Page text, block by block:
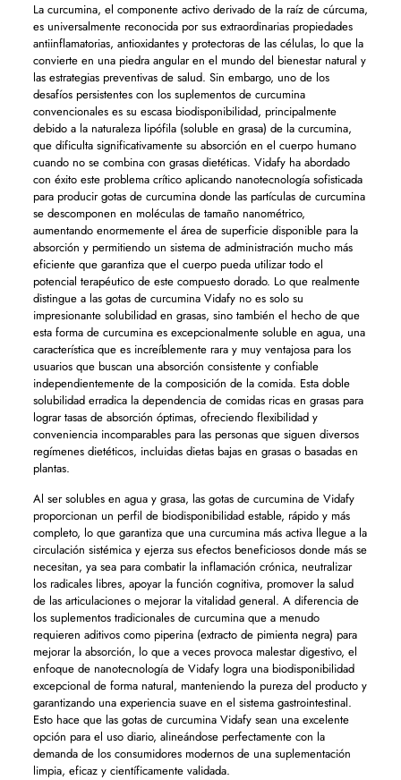
La curcumina, el componente activo derivado de la raíz de cúrcuma,
es universalmente reconocida por sus extraordinarias propiedades
antiinflamatorias, antioxidantes y protectoras de las células, lo que la
convierte en una piedra angular en el mundo del bienestar natural y
las estrategias preventivas de salud. Sin embargo, uno de los
desafíos persistentes con los suplementos de curcumina
convencionales es su escasa biodisponibilidad, principalmente
debido a la naturaleza lipófila (soluble en grasa) de la curcumina,
que dificulta significativamente su absorción en el cuerpo humano
cuando no se combina con grasas dietéticas. Vidafy ha abordado
con éxito este problema crítico aplicando nanotecnología sofisticada
para producir gotas de curcumina donde las partículas de curcumina
se descomponen en moléculas de tamaño nanométrico,
aumentando enormemente el área de superficie disponible para la
absorción y permitiendo un sistema de administración mucho más
eficiente que garantiza que el cuerpo pueda utilizar todo el
potencial terapéutico de este compuesto dorado. Lo que realmente
distingue a las gotas de curcumina Vidafy no es solo su
impresionante solubilidad en grasas, sino también el hecho de que
esta forma de curcumina es excepcionalmente soluble en agua, una
característica que es increíblemente rara y muy ventajosa para los
usuarios que buscan una absorción consistente y confiable
independientemente de la composición de la comida. Esta doble
solubilidad erradica la dependencia de comidas ricas en grasas para
lograr tasas de absorción óptimas, ofreciendo flexibilidad y
conveniencia incomparables para las personas que siguen diversos
regímenes dietéticos, incluidas dietas bajas en grasas o basadas en
plantas.
Al ser solubles en agua y grasa, las gotas de curcumina de Vidafy
proporcionan un perfil de biodisponibilidad estable, rápido y más
completo, lo que garantiza que una curcumina más activa llegue a la
circulación sistémica y ejerza sus efectos beneficiosos donde más se
necesitan, ya sea para combatir la inflamación crónica, neutralizar
los radicales libres, apoyar la función cognitiva, promover la salud
de las articulaciones o mejorar la vitalidad general. A diferencia de
los suplementos tradicionales de curcumina que a menudo
requieren aditivos como piperina (extracto de pimienta negra) para
mejorar la absorción, lo que a veces provoca malestar digestivo, el
enfoque de nanotecnología de Vidafy logra una biodisponibilidad
excepcional de forma natural, manteniendo la pureza del producto y
garantizando una experiencia suave en el sistema gastrointestinal.
Esto hace que las gotas de curcumina Vidafy sean una excelente
opción para el uso diario, alineándose perfectamente con la
demanda de los consumidores modernos de una suplementación
limpia, eficaz y científicamente validada.